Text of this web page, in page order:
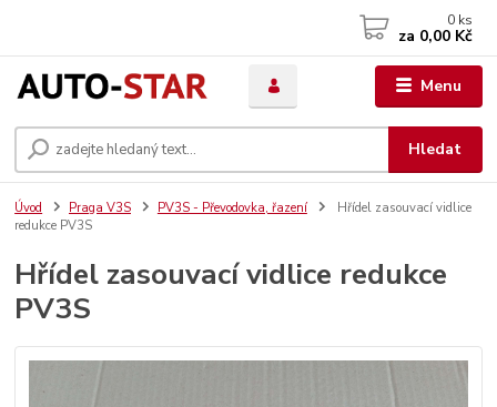
Menu
Hledat
0 ks
za 0,00 Kč
Úvod Praga V3S PV3S - Převodovka, řazení
Hřídel zasouvací vidlice
redukce PV3S
Hřídel zasouvací vidlice redukce
PV3S